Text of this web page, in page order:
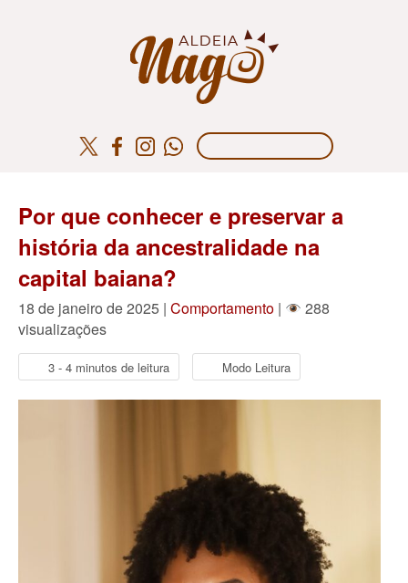
Por que conhecer e preservar a
história da ancestralidade na
capital baiana?
18 de janeiro de 2025 | Comportamento |
288
visualizações
3 - 4 minutos de leitura Modo Leitura